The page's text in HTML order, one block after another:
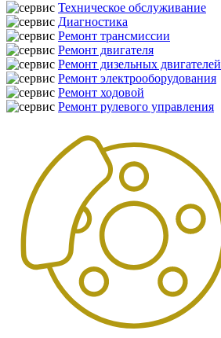
Техническое обслуживание
Диагностика
Ремонт трансмиссии
Ремонт двигателя
Ремонт дизельных двигателей
Ремонт электрооборудования
Ремонт ходовой
Ремонт рулевого управления